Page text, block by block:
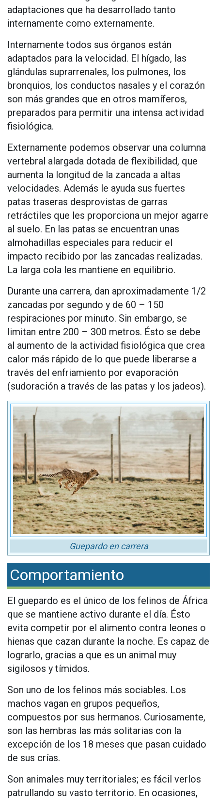
adaptaciones que ha desarrollado tanto
internamente como externamente.
Internamente todos sus órganos están
adaptados para la velocidad. El hígado, las
glándulas suprarrenales, los pulmones, los
bronquios, los conductos nasales y el corazón
son más grandes que en otros mamíferos,
preparados para permitir una intensa actividad
fisiológica.
Externamente podemos observar una columna
vertebral alargada dotada de flexibilidad, que
aumenta la longitud de la zancada a altas
velocidades. Además le ayuda sus fuertes
patas traseras desprovistas de garras
retráctiles que les proporciona un mejor agarre
al suelo. En las patas se encuentran unas
almohadillas especiales para reducir el
impacto recibido por las zancadas realizadas.
La larga cola les mantiene en equilibrio.
Durante una carrera, dan aproximadamente 1/2
zancadas por segundo y de 60 – 150
respiraciones por minuto. Sin embargo, se
limitan entre 200 – 300 metros. Ésto se debe
al aumento de la actividad fisiológica que crea
calor más rápido de lo que puede liberarse a
través del enfriamiento por evaporación
(sudoración a través de las patas y los jadeos).
Guepardo en carrera
Comportamiento
El guepardo es el único de los felinos de África
que se mantiene activo durante el día. Ésto
evita competir por el alimento contra leones o
hienas que cazan durante la noche. Es capaz de
lograrlo, gracias a que es un animal muy
sigilosos y tímidos.
Son uno de los felinos más sociables. Los
machos vagan en grupos pequeños,
compuestos por sus hermanos. Curiosamente,
son las hembras las más solitarias con la
excepción de los 18 meses que pasan cuidado
de sus crías.
Son animales muy territoriales; es fácil verlos
patrullando su vasto territorio. En ocasiones,